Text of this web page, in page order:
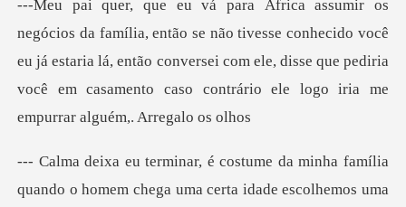
ivesse conhecido você
eu já estaria lá, então conversei com ele, disse que pediria
v
omem chega uma certa idade escolhemos uma